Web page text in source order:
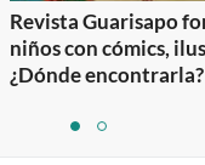
Revista Guarisapo
niños con cómics,
¿Dónde encontrarla?
itemitem